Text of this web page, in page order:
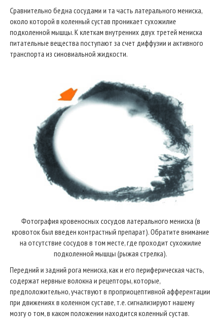
Сравнительно бедна сосудами и та часть латерального мениска,
около которой в коленный сустав проникает сухожилие
подколенной мышцы. К клеткам внутренних двух третей мениска
питательные вещества поступают за счет диффузии и активного
транспорта из синовиальной жидкости.
Фотография кровеносных сосудов латерального мениска (в
кровоток был введен контрастный препарат). Обратите внимание
на отсутствие сосудов в том месте, где проходит сухожилие
подколенной мышцы (рыжая стрелка).
Передний и задний рога мениска, как и его периферическая часть,
содержат нервные волокна и рецепторы, которые,
предположительно, участвуют в проприоцептивной афферентации
при движениях в коленном суставе, т.е. сигнализируют нашему
мозгу о том, в каком положении находится коленный сустав.